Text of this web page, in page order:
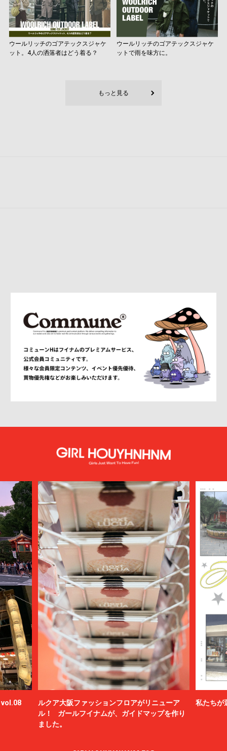
ウールリッチのゴアテックスジャケ
ット。4人の洒落者はどう着る？
ウールリッチのゴアテックスジャケ
ットで雨を味方に。
もっと見る
vol.08
ルクア大阪ファッションフロアがリニューア
ル！ ガールフイナムが、ガイドマップを作り
ました。
私たちが